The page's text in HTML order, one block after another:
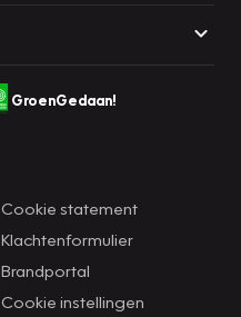
GroenGedaan!
Cookie statement
Klachtenformulier
Brandportal
Cookie instellingen